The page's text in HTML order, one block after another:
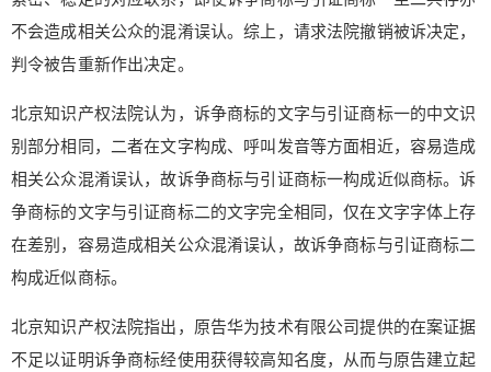
不会造成相关公众的混淆误认。综上，请求法院撤销被诉决定，
判令被告重新作出决定。
北京知识产权法院认为，诉争商标的文字与引证商标一的中文识
别部分相同，二者在文字构成、呼叫发音等方面相近，容易造成
相关公众混淆误认，故诉争商标与引证商标一构成近似商标。诉
争商标的文字与引证商标二的文字完全相同，仅在文字字体上存
在差别，容易造成相关公众混淆误认，故诉争商标与引证商标二
构成近似商标。
北京知识产权法院指出，原告华为技术有限公司提供的在案证据
不足以证明诉争商标经使用获得较高知名度，从而与原告建立起
20 元
付费内容
¥
立刻支付
6位以上
6位以上
忘记密码？找回